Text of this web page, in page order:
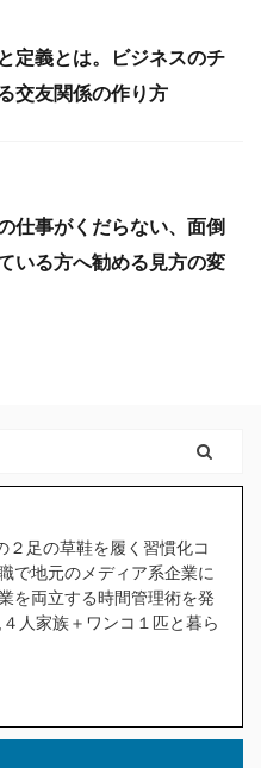
定義とは。ビジネスのチ
交友関係の作り方
仕事がくだらない、面倒
いる方へ勧める見方の変
２足の草鞋を履く習慣化コ
で地元のメディア系企業に
を両立する時間管理術を発
人家族＋ワンコ１匹と暮ら